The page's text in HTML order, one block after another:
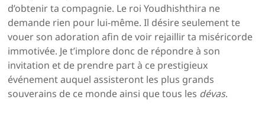
d’obtenir ta compagnie. Le roi Youdhishthira ne
demande rien pour lui-même. Il désire seulement te
vouer son adoration afin de voir rejaillir ta miséricorde
immotivée. Je t’implore donc de répondre à son
invitation et de prendre part à ce prestigieux
événement auquel assisteront les plus grands
souverains de ce monde ainsi que tous les dévas.